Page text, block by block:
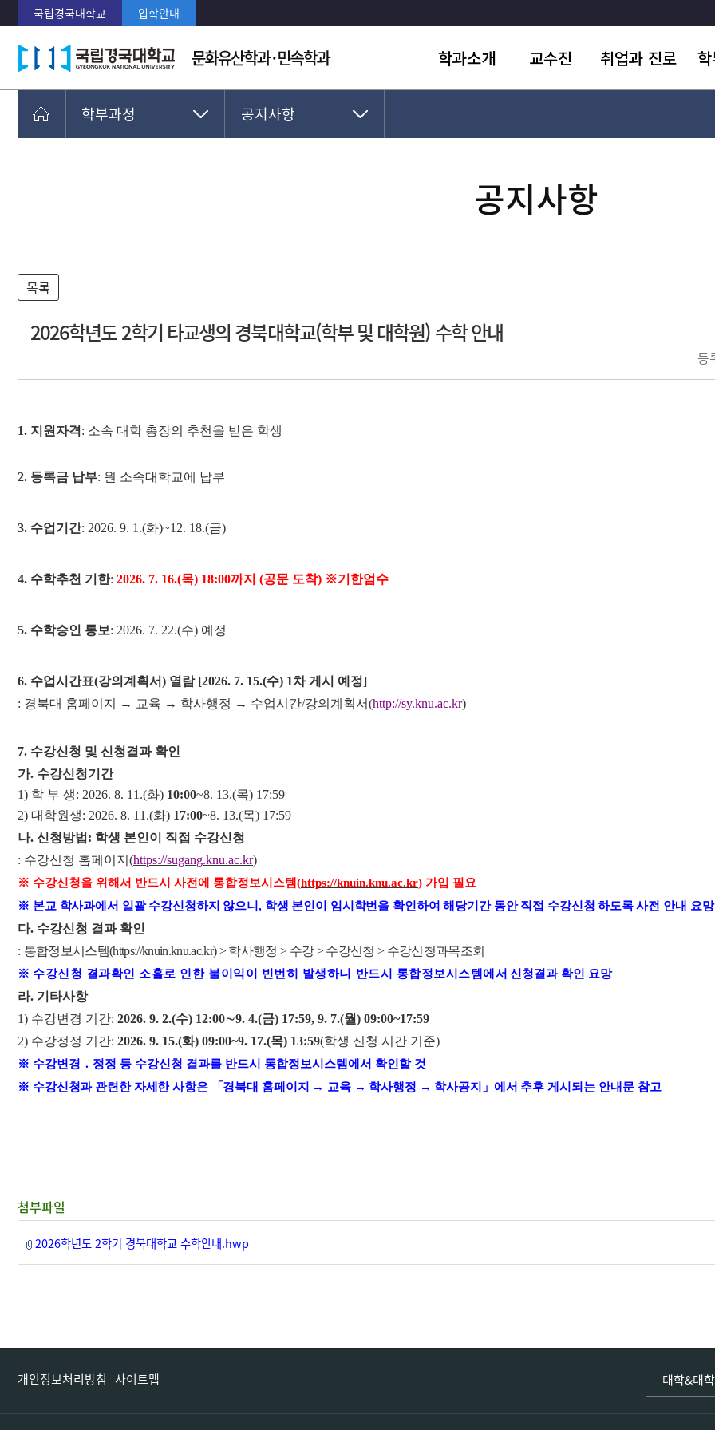
국립경국대학교 입학안내
학과소개
민속학과
학과 학습시설
교수진
명예교수
취업과 진로
취업 성공사례와 수기학
학부과정
부가정보
공지사항
공지사항
2026학년도 2학기 타교생의 경북대학교(학부 및 대학원) 수학 안내
등
1. 지원자격 : 소속 대학 총장의 추천을 받은 학생
2. 등록금 납부: 원 소속대학교에 납부
3. 수업기간: 2026. 9. 1.(화)~12. 18.(금)
4. 수학추천 기한: 2026. 7. 16.(목) 18:00까지 (공문 도착) ※기한엄수
5. 수학승인 통보: 2026. 7. 22.(수) 예정
6. 수업시간표(강의계획서) 열람 [2026. 7. 15.(수) 1차 게시 예정]
: 경북대 홈페이지 → 교육 → 학사행정 → 수업시간/강의계획서(http://sy.knu.ac.kr)
7. 수강신청 및 신청결과 확인
가. 수강신청기간
1) 학 부 생: 2026. 8. 11.(화) 10:00~8. 13.(목) 17:59
2) 대학원생: 2026. 8. 11.(화) 17:00~8. 13.(목) 17:59
나. 신청방법 : 학생 본인이 직접 수강신청
: 수강신청 홈페이지 (https://sugang.knu.ac.kr)
※ 수강신청을 위해서 반드시 사전에 통합정보시스템(https://knuin.knu.ac.kr) 가입 필요
※ 본교 학사과에서 일괄 수강신청하지 않으니, 학생 본인이 임시학번을 확인하여 해당기간 동안 직접 수강신청 하도록사전 안내 요망
다. 수강신청 결과 확인
: 통합정보시스템(https://knuin.knu.ac.kr) >학사행정> 수강>수강신청> 수강신청과목조회
※ 수강신청 결과확인 소홀로 인한 불이익이 빈번히 발생하니 반드시 통합정보시스템에서 신청결과 확인 요망
라. 기타사항
1) 수강변경 기간: 2026. 9. 2.(수) 12:00∼9. 4.(금) 17:59, 9. 7.(월) 09:00~17:59
2) 수강정정 기간: 2026. 9. 15.(화) 09:00~9. 17.(목) 13:59(학생 신청 시간 기준)
※ 수강변경 ․ 정정 등 수강신청 결과를 반드시 통합정보시스템에서 확인할 것
※ 수강신청과 관련한 자세한 사항은 「 경북대 홈페이지 → 교육 → 학사행정 → 학사공지 」 에서 추후 게시되는 안내문 참고
첨부파일
2026학년도 2학기 경북대학교 수학안내.hwp
개인정보처리방침 사이트맵 대학&대
인문사회
인문·문화